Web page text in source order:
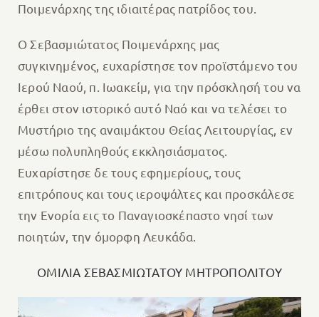
Ποιμενάρχης της ιδιαιτέρας πατρίδος του.
Ο Σεβασμιώτατος Ποιμενάρχης μας
συγκινημένος, ευχαρίστησε τον προϊστάμενο του
Ιερού Ναού, π. Ιωακείμ, για την πρόσκλησή του να
έρθει στον ιστορικό αυτό Ναό και να τελέσει το
Μυστήριο της αναιμάκτου Θείας Λειτουργίας, εν
μέσω πολυπληθούς εκκλησιάσματος.
Ευχαρίστησε δε τους εφημερίους, τους
επιτρόπους και τους ιεροψάλτες και προσκάλεσε
την Ενορία εις το Παναγιοσκέπαστο νησί των
ποιητών, την όμορφη Λευκάδα.
ΟΜΙΛΙΑ ΣΕΒΑΣΜΙΩΤΑΤΟΥ ΜΗΤΡΟΠΟΛΙΤΟΥ